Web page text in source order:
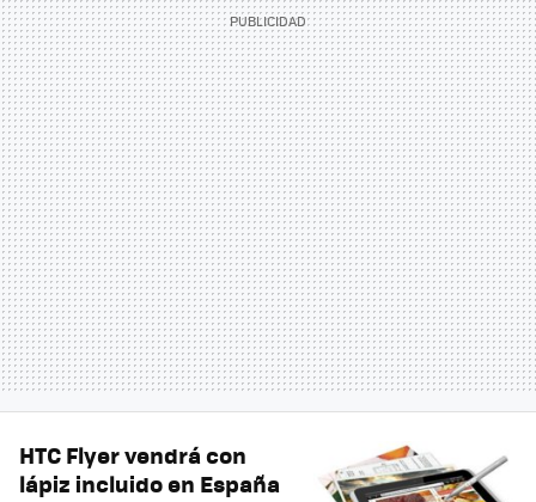
HTC Flyer vendrá con
lápiz incluido en España